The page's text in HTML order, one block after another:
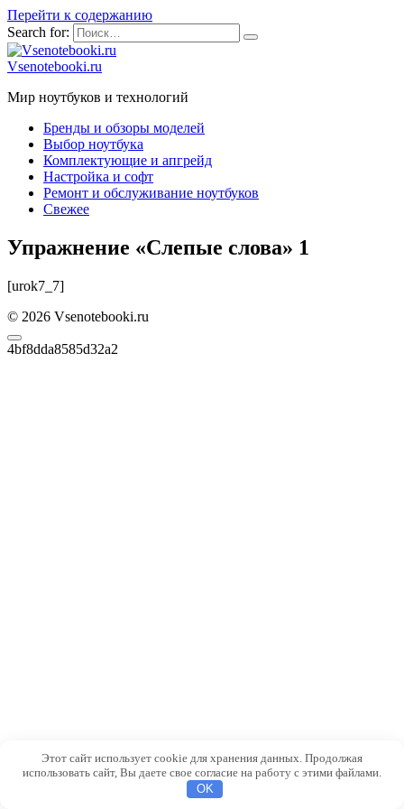
Перейти к содержанию
Search for:
Vsenotebooki.ru
Мир ноутбуков и технологий
Бренды и обзоры моделей
Выбор ноутбука
Комплектующие и апгрейд
Настройка и софт
Ремонт и обслуживание ноутбуков
Свежее
Упражнение «Слепые слова» 1
[urok7_7]
© 2026 Vsenotebooki.ru
4bf8dda8585d32a2
Этот сайт использует cookie для хранения данных. Продолжая
использовать сайт, Вы даете свое согласие на работу с этими файлами.
OK